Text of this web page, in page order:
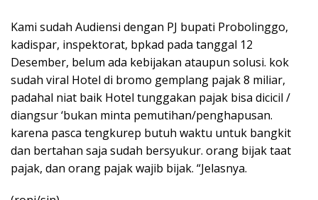
Kami sudah Audiensi dengan PJ bupati Probolinggo,
kadispar, inspektorat, bpkad pada tanggal 12
Desember, belum ada kebijakan ataupun solusi. kok
sudah viral Hotel di bromo gemplang pajak 8 miliar,
padahal niat baik Hotel tunggakan pajak bisa dicicil /
diangsur ‘bukan minta pemutihan/penghapusan.
karena pasca tengkurep butuh waktu untuk bangkit
dan bertahan saja sudah bersyukur. orang bijak taat
pajak, dan orang pajak wajib bijak. “Jelasnya.